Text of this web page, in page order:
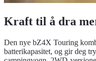
Kraft til å dra
Den nye bZ4X Touring
batterikapasitet, og gir deg